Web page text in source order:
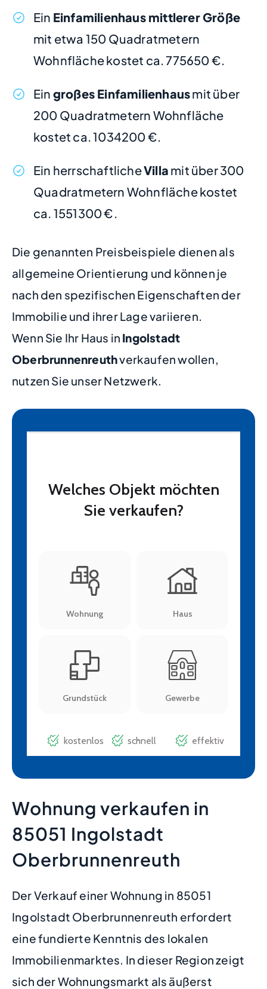
Ein Einfamilienhaus mittlerer Größe
mit etwa 150 Quadratmetern
Wohnfläche kostet ca. 775650 €.
Ein großes Einfamilienhausmit über
200 Quadratmetern Wohnfläche
kostet ca. 1034200 €.
Ein herrschaftlicheVilla mit über 300
Quadratmetern Wohnfläche kostet
ca. 1551300 €.
Die genannten Preisbeispiele dienen als
allgemeine Orientierung und können je
nach den spezifischen Eigenschaften der
Immobilie und ihrer Lage variieren.
Wenn Sie Ihr Haus in Ingolstadt
Oberbrunnenreuthverkaufen wollen,
nutzen Sie unser Netzwerk.
Wohnung verkaufen in
85051 Ingolstadt
Oberbrunnenreuth
Der Verkauf einer Wohnung in 85051
Ingolstadt Oberbrunnenreuth erfordert
eine fundierte Kenntnis des lokalen
Immobilienmarktes. In dieser Region zeigt
sich der Wohnungsmarkt als äußerst